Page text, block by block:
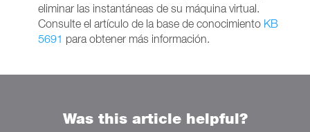
eliminar las instantáneas de su máquina virtual.
Consulte el artículo de la base de conocimiento KB
5691 para obtener más información.
Was this article helpful?